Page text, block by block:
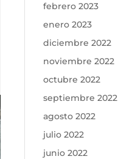
febrero 2023
enero 2023
diciembre 2022
noviembre 2022
octubre 2022
septiembre 2022
agosto 2022
julio 2022
junio 2022